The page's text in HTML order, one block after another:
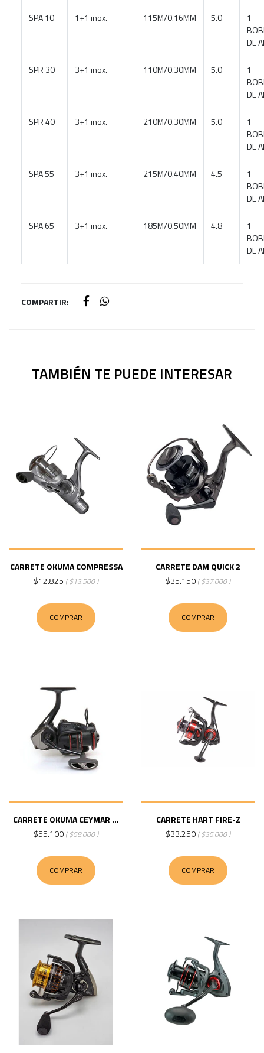
SPA 10 1+1 inox. 115M/0.16MM 5.0
1
DE
SPR 30 3+1 inox. 110M/0.30MM 5.0
1
DE
SPR 40 3+1 inox. 210M/0.30MM 5.0
1
DE
SPA 55 3+1 inox. 215M/0.40MM 4.5
1
DE
SPA 65 3+1 inox. 185M/0.50MM 4.8
1
DE
COMPARTIR:
TAMBIÉN TE PUEDE INTERESAR
CARRETE OKUMA COMPRESSA
$12.825 ( $13.500 )
COMPRAR
CARRETE DAM QUICK 2
$35.150( $37.000 )
COMPRAR
CARRETE OKUMA CEYMAR ...
$55.100( $58.000 )
COMPRAR
CARRETE HART FIRE-Z
$33.250( $35.000 )
COMPRAR